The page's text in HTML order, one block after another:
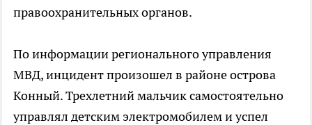
правоохранительных органов.
По информации регионального управления
МВД, инцидент произошел в районе острова
Конный. Трехлетний мальчик самостоятельно
управлял детским электромобилем и успел